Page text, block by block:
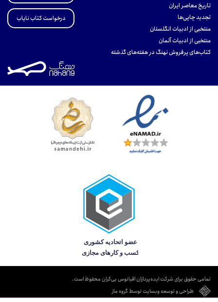
تاریخ معاصر ایران
تجدید چاپی‌ها
منتخبی از ادبیات انگلستان
منتخبی از ادبیات آلمان
کتاب‌های پرفروش نهنگ در هفته‌های گذشته
درخواست کتاب نایاب
تمامی حقوق برای شرکت ایده‌پردازان اقیانوس بی‌کران محفوظ است.
طراحی و توسعه وبسایت توسط گروه ماز